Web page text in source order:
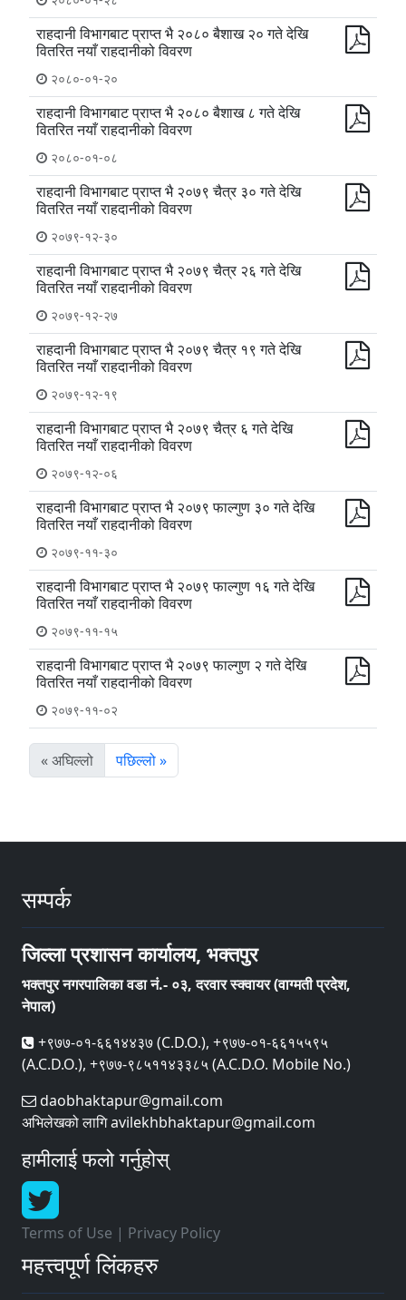
राहदानी विभागबाट प्राप्त भै २०८० बैशाख २० गते देखि
वितरित नयाँ राहदानीको विवरण
२०८०-०१-२०
राहदानी विभागबाट प्राप्त भै २०८० बैशाख ८ गते देखि
वितरित नयाँ राहदानीको विवरण
२०८०-०१-०८
राहदानी विभागबाट प्राप्त भै २०७९ चैत्र ३० गते देखि
वितरित नयाँ राहदानीको विवरण
२०७९-१२-३०
राहदानी विभागबाट प्राप्त भै २०७९ चैत्र २६ गते देखि
वितरित नयाँ राहदानीको विवरण
२०७९-१२-२७
राहदानी विभागबाट प्राप्त भै २०७९ चैत्र १९ गते देखि
वितरित नयाँ राहदानीको विवरण
२०७९-१२-१९
राहदानी विभागबाट प्राप्त भै २०७९ चैत्र ६ गते देखि
वितरित नयाँ राहदानीको विवरण
२०७९-१२-०६
राहदानी विभागबाट प्राप्त भै २०७९ फाल्गुण ३० गते देखि
वितरित नयाँ राहदानीको विवरण
२०७९-११-३०
राहदानी विभागबाट प्राप्त भै २०७९ फाल्गुण १६ गते देखि
वितरित नयाँ राहदानीको विवरण
२०७९-११-१५
राहदानी विभागबाट प्राप्त भै २०७९ फाल्गुण २ गते देखि
वितरित नयाँ राहदानीको विवरण
२०७९-११-०२
« अघिल्लो पछिल्लो »
सम्पर्क
जिल्ला प्रशासन कार्यालय, भक्तपुर
भक्तपुर नगरपालिका वडा नं.- ०३, दरवार स्क्वायर (वाग्मती प्रदेश,
नेपाल)
+९७७-०१-६६१४४३७ (C.D.O.), +९७७-०१-६६१५५९५
(A.C.D.O.), +९७७-९८५११४३३८५ (A.C.D.O. Mobile No.)
daobhaktapur@gmail.com
अभिलेखको लागि avilekhbhaktapur@gmail.com
हामीलाई फलो गर्नुहोस्
Terms of Use | Privacy Policy
महत्त्वपूर्ण लिंकहरु